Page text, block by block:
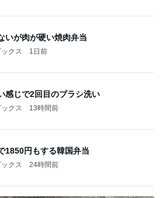
いが肉が硬い焼肉弁当
クス 1日前
感じで2回目のブラシ洗い
クス 13時間前
1850円もする韓国弁当
クス 24時間前